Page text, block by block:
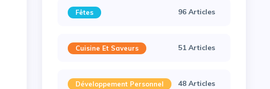
Fêtes 96 Articles
Cuisine Et Saveurs 51 Articles
Développement Personnel 48 Articles